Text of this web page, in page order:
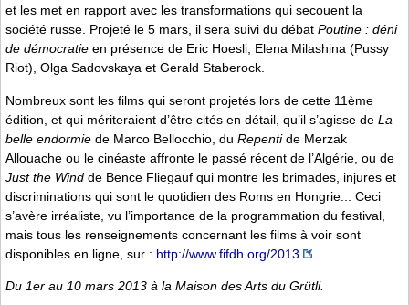
et les met en rapport avec les transformations qui secouent la
société russe. Projeté le 5 mars, il sera suivi du débat Poutine : déni
de démocratie en présence de Eric Hoesli, Elena Milashina (Pussy
Riot), Olga Sadovskaya et Gerald Staberock.
Nombreux sont les films qui seront projetés lors de cette 11ème
édition, et qui mériteraient d’être cités en détail, qu’il s’agisse de La
belle endormie de Marco Bellocchio, du Repentide Merzak
Allouache ou le cinéaste affronte le passé récent de l’Algérie, ou de
Just the Wind de Bence Fliegauf qui montre les brimades, injures et
discriminations qui sont le quotidien des Roms en Hongrie... Ceci
s’avère irréaliste, vu l’importance de la programmation du festival,
mais tous les renseignements concernant les films à voir sont
disponibles en ligne, sur : http://www.fifdh.org/2013
Du 1er au 10 mars 2013 à la Maison des Arts du Grütli.